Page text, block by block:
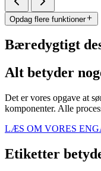
Opdag flere funktioner
Bæredygtigt
Alt betyder
Det er vores opgave at
komponenter. Alle
LÆS OM VORES
Etiketter